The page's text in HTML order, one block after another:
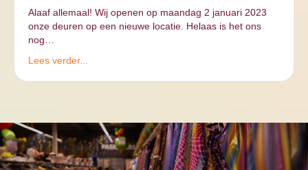
Alaaf allemaal! Wij openen op maandag 2 januari 2023
onze deuren op een nieuwe locatie. Helaas is het ons
nog…
Lees verder...